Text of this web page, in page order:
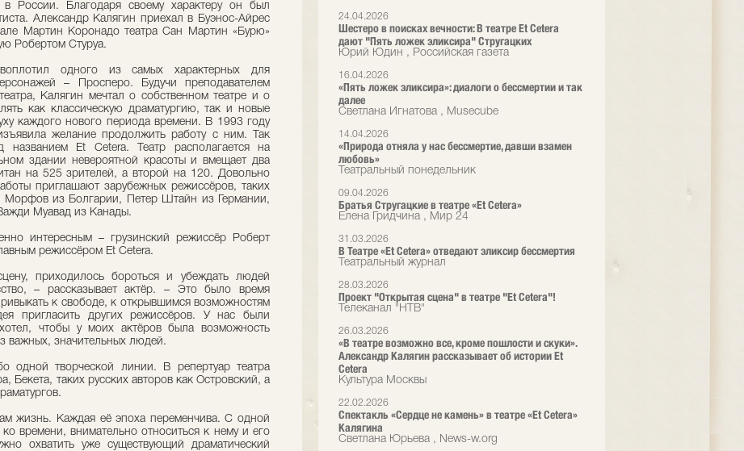
24.04.2026
Шестеро в поисках вечности: В театре Et Cetera
дают "Пять ложек эликсира" Стругацких
Юрий Юдин , Российская газета
16.04.2026
«Пять ложек эликсира»: диалоги о бессмертии и так
далее
Светлана Игнатова , Musecube
14.04.2026
«Природа отняла у нас бессмертие, давши взамен
любовь»
Театральный понедельник
09.04.2026
Братья Стругацкие в театре «Et Cetera»
Елена Гридчина , Мир 24
31.03.2026
В Театре «Et Cetera» отведают эликсир бессмертия
Театральный журнал
28.03.2026
Проект "Открытая сцена" в театре "Et Cetera"!
Телеканал "НТВ"
26.03.2026
«В театре возможно все, кроме пошлости и скуки».
Александр Калягин рассказывает об истории Et
Cetera
Культура Москвы
22.02.2026
Спектакль «Сердце не камень» в театре «Et Cetera»
Калягина
Светлана Юрьева , News-w.org
России. Благодаря своему характеру он был
Александр Калягин приехал в Буэнос-Айрес
Мартин Коронадо театра Сан Мартин «Бурю»
Робертом Стуруа.
одного из самых характерных для
– Просперо. Будучи преподавателем
Калягин мечтал о собственном театре и о
как классическую драматургию, так и новые
каждого нового периода времени. В 1993 году
желание продолжить работу с ним. Так
названием Et Cetera. Театр располагается на
здании невероятной красоты и вмещает два
на 525 зрителей, а второй на 120. Довольно
приглашают зарубежных режиссёров, таких
из Болгарии, Петер Штайн из Германии,
Муавад из Канады.
интересным – грузинский режиссёр Роберт
режиссёром Et Cetera.
приходилось бороться и убеждать людей
– рассказывает актёр. – Это было время
к свободе, к открывшимся возможностям
пригласить других режиссёров. У нас были
чтобы у моих актёров была возможность
важных, значительных людей.
одной творческой линии. В репертуар театра
Бекета, таких русских авторов как Островский, а
жизнь. Каждая её эпоха переменчива. С одной
времени, внимательно относиться к нему и его
охватить уже существующий драматический